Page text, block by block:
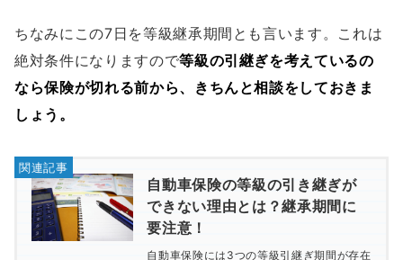
ちなみにこの7日を等級継承期間とも言います。これは
絶対条件になりますので等級の引継ぎを考えているの
なら保険が切れる前から、きちんと相談をしておきま
しょう。
自動車保険の等級の引き継ぎが
できない理由とは？継承期間に
要注意！
自動車保険には3つの等級引継ぎ期間が存在